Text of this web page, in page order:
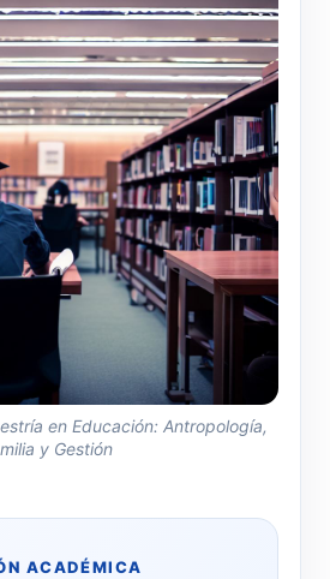
en Educación: Antropología,
y Gestión
ACADÉMICA